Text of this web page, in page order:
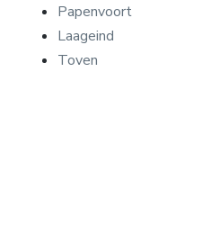
Papenvoort
Laageind
Toven